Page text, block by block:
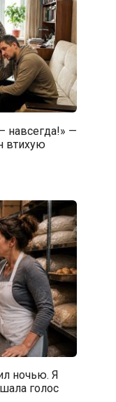
навсегда!» —
втихую
ночью. Я
голос